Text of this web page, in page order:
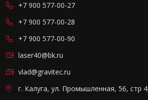
+7 900 577-00-27
+7 900 577-00-28
+7 900 577-00-90
laser40@bk.ru
vlad@gravitec.ru
г. Калуга, ул. Промышленная, 56, стр